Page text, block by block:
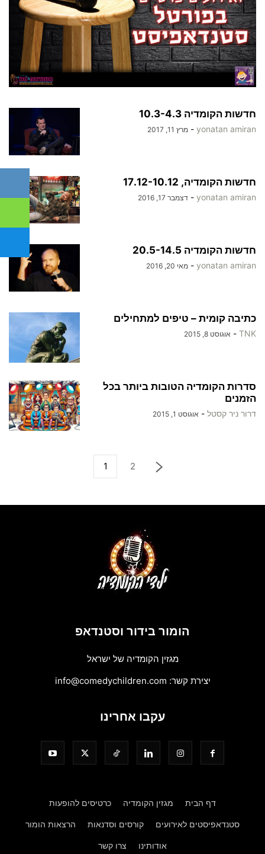
חדשות הקומדיה 10.3-4.3
yonatan amiran
- מרץ 11, 2017
חדשות הקומדיה, 17.12-10.12
yonatan amiran
- דצמבר 17, 2016
חדשות הקומדיה 20.5-14.5
yonatan amiran
- מאי 20, 2016
כתיבה קומית – טיפים למתחילים
TNK
- אוגוסט 8, 2015
סדרות הקומדיה הטובות ביותר בכל
הזמנים
דרור ניר קסטל - אוגוסט 1, 2015
1 2
הומור בידור וסטנדאפ
מגזין הקומדיה של ישראל
יצירת קשר: info@comedychildren.com
עקבו אחרינו
דף הבית מגזין הקומדיה כרטיסים להופעות
סטנדאפיסטים לאירועים קורסים וסדנאות הרצאות הומור
אודותינו צרו קשר